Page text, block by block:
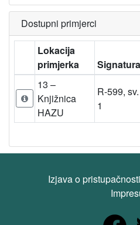
Dostupni primjerci
Lokacija
primjerka
Signatura
13 –
Knjižnica
HAZU
R-599, sv.
1
Izjava o pristupačnosti